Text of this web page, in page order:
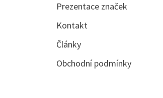
Prezentace značek
Kontakt
Články
Obchodní podmínky